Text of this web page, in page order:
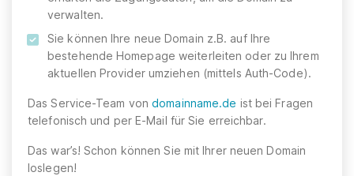
verwalten.
Sie können Ihre neue Domain z.B. auf Ihre
bestehende Homepage weiterleiten oder zu Ihrem
aktuellen Provider umziehen (mittels Auth-Code).
Das Service-Team vondomainname.de ist bei Fragen
telefonisch und per E-Mail für Sie erreichbar.
Das war’s! Schon können Sie mit Ihrer neuen Domain
loslegen!